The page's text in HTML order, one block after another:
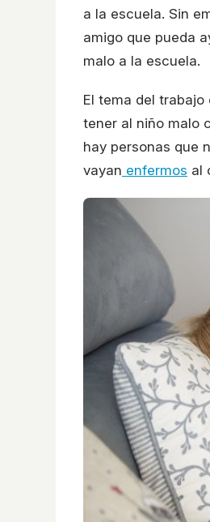
a la escuela. Sin
amigo que pueda
malo a la escuela.
El tema del
tener al niño malo
hay personas que
vayan enfermos al